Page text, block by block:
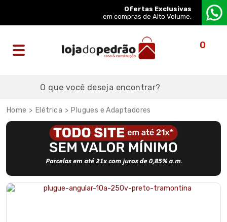
Ofertas Exclusivas
em compras de Alto Volume.
0
Elétrica Plugues e Adaptadores